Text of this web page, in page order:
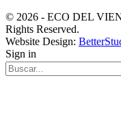
© 2026 - ECO DEL
Rights Reserved.
Website Design:
Sign in